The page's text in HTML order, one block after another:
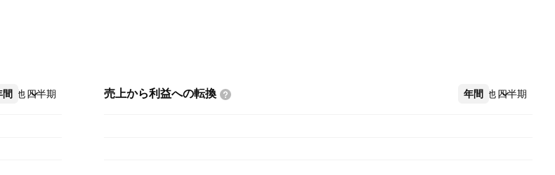
間 四半期
の他 売上から利益への転換 年間 四半期
その他